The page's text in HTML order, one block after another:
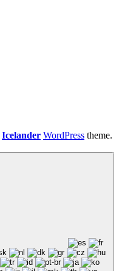
Icelander WordPress theme.